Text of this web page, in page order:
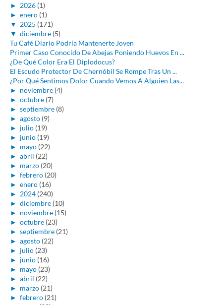
► 2026 (1)
► enero (1)
▼ 2025 (171)
▼ diciembre (5)
Tu Café Diario Podría Mantenerte Joven
Primer Caso Conocido De Abejas Poniendo Huevos En ...
¿De Qué Color Era El Diplodocus?
El Escudo Protector De Chernóbil Se Rompe Tras Un ...
¿Por Qué Sentimos Dolor Cuando Vemos A Alguien Las...
► noviembre (4)
► octubre (7)
► septiembre (8)
► agosto (9)
► julio (19)
► junio (19)
► mayo (22)
► abril (22)
► marzo (20)
► febrero (20)
► enero (16)
► 2024 (240)
► diciembre (10)
► noviembre (15)
► octubre (23)
► septiembre (21)
► agosto (22)
► julio (23)
► junio (16)
► mayo (23)
► abril (22)
► marzo (21)
► febrero (21)